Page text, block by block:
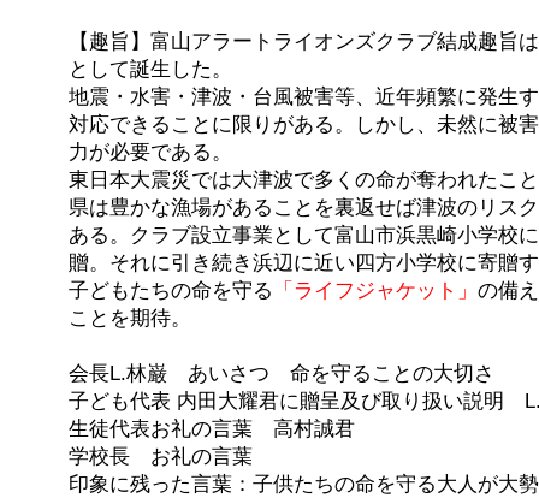
【趣旨】富山アラートライオンズクラブ結成趣旨
として誕生した。
地震・水害・津波・台風被害等、近年頻繁に発生
対応できることに限りがある。しかし、未然に被
力が必要である。
東日本大震災では大津波で多くの命が奪われたこ
県は豊かな漁場があることを裏返せば津波のリス
ある。クラブ設立事業として富山市浜黒崎小学校
贈。それに引き続き浜辺に近い四方小学校に寄贈
子どもたちの命を守る 「ライフジャケット」 の備
ことを期待。
会長L.林巌 あいさつ 命を守ることの大切さ
子ども代表 内田大耀君に贈呈及び取り扱い説明
生徒代表お礼の言葉 高村誠君
学校長 お礼の言葉
印象に残った言葉：子供たちの命を守る大人が大